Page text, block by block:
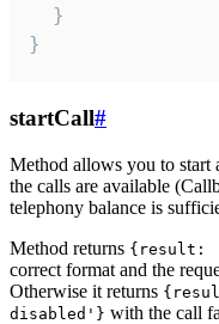
  }
}
startCall#
Method allows you to start
the calls are available
telephony balance is
Method returns {result:
correct format and the
Otherwise it returns
disabled'} with the call